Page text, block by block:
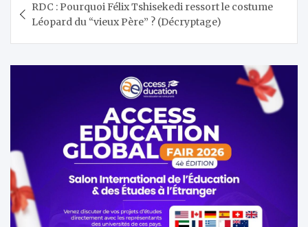
de
l’article
RDC : Pourquoi Félix Tshisekedi ressort le costume
Léopard du “vieux Père” ? (Décryptage)